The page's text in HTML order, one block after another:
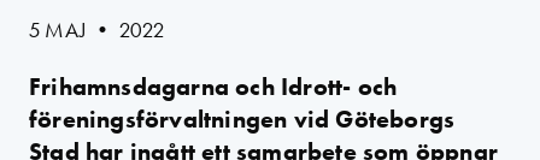
5 MAJ • 2022
Frihamnsdagarna och Idrott- och
föreningsförvaltningen vid Göteborgs
Stad har ingått ett samarbete som öppnar